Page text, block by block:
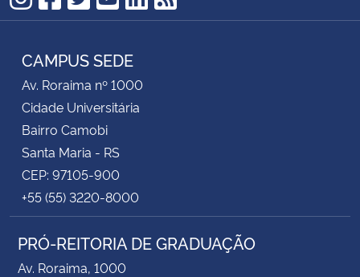
Instagram
Facebook
Twitter
YouTube
LinkedIn
RSS
CAMPUS SEDE
Av. Roraima nº 1000
Cidade Universitária
Bairro Camobi
Santa Maria - RS
CEP: 97105-900
+55 (55) 3220-8000
PRÓ-REITORIA DE GRADUAÇÃO
Av. Roraima, 1000